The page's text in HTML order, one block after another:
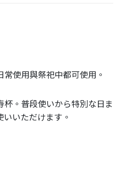
使用與祭祀中都可使用。
。普段使いから特別な日ま
いただけます。